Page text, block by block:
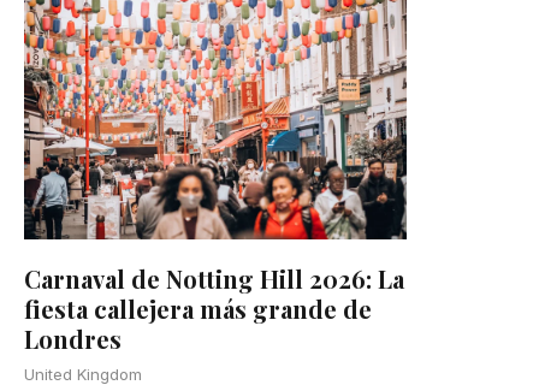
Carnaval de Notting Hill 2026: La
fiesta callejera más grande de
Londres
United Kingdom